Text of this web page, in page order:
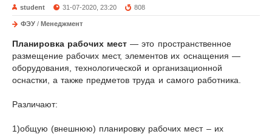
student 31-07-2020, 23:20 808
ФЭУ / Менеджмент
Планировка рабочих мест — это пространственное
размещение рабочих мест, элементов их оснащения —
оборудования, технологической и организационной
оснастки, а также предметов труда и самого работника.
Различают:
1)общую (внешнюю) планировку рабочих мест – их